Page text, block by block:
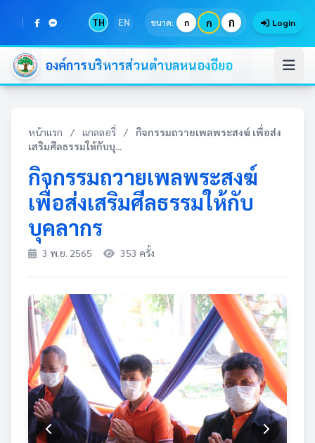
TH EN ขนาด: ก ก ก Login
องค์การบริหารส่วนตำบลหนองอียอ
หน้าแรก / แกลลอรี่ /
กิจกรรมถวายเพลพระสงฆ์ เพื่อส่ง
เสริมศีลธรรมให้กับบุ...
กิจกรรมถวายเพลพระสงฆ์
เพื่อส่งเสริมศีลธรรมให้กับ
บุคลากร
3 พ.ย. 2565 353 ครั้ง